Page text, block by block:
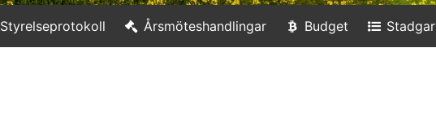
Styrelseprotokoll Årsmöteshandlingar Budget Stadgar